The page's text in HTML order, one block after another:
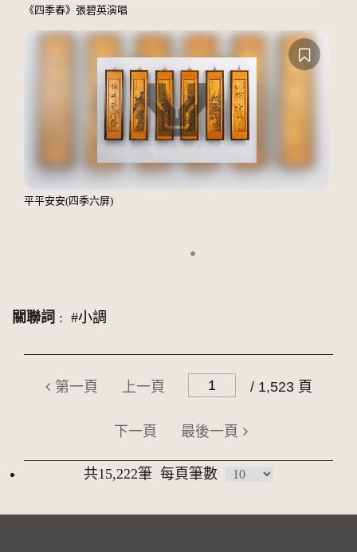
《四季春》張碧英演唱
平平安安(四季六屏)
關聯詞 : #小調
第一頁 上一頁 / 1,523 頁
下一頁 最後一頁
共15,222筆 每頁筆數